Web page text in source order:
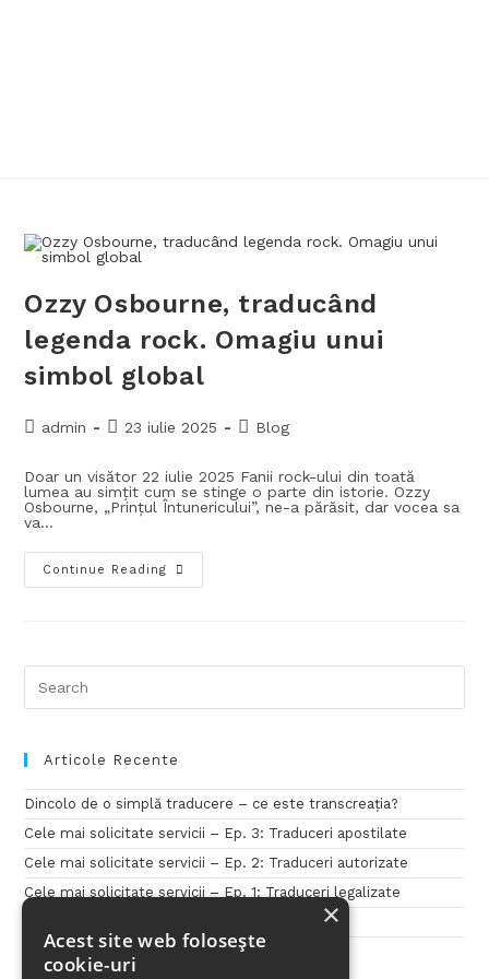
Ozzy Osbourne, traducând
legenda rock. Omagiu unui
simbol global
admin 23 iulie 2025 Blog
Doar un visător 22 iulie 2025 Fanii rock-ului din toată
lumea au simțit cum se stinge o parte din istorie. Ozzy
Osbourne, „Prințul Întunericului”, ne-a părăsit, dar vocea sa
va…
Continue Reading
Articole Recente
Dincolo de o simplă traducere – ce este transcreația?
Cele mai solicitate servicii – Ep. 3: Traduceri apostilate
Cele mai solicitate servicii – Ep. 2: Traduceri autorizate
Cele mai solicitate servicii – Ep. 1: Traduceri legalizate
×
Acest site web folosește
cookie-uri